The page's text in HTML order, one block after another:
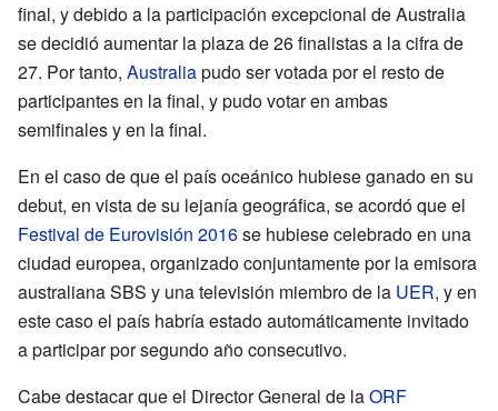
final, y debido a la participación excepcional de Australia
se decidió aumentar la plaza de 26 finalistas a la cifra de
27. Por tanto, Australiapudo ser votada por el resto de
participantes en la final, y pudo votar en ambas
semifinales y en la final.
En el caso de que el país oceánico hubiese ganado en su
debut, en vista de su lejanía geográfica, se acordó que el
Festival de Eurovisión 2016se hubiese celebrado en una
ciudad europea, organizado conjuntamente por la emisora
australiana SBS y una televisión miembro de la UER, y en
este caso el país habría estado automáticamente invitado
a participar por segundo año consecutivo.
Cabe destacar que el Director General de laORF